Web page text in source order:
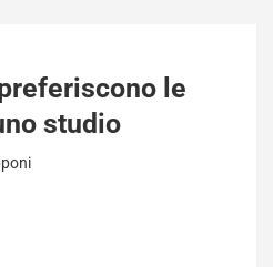
le
studio